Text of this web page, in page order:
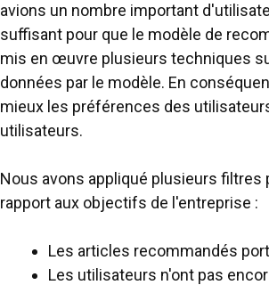
avions un nombre important
suffisant pour que le modèle de
mis en œuvre plusieurs techniques
données par le modèle. En
mieux les préférences des
utilisateurs.
Nous avons appliqué plusieurs
rapport aux objectifs de l'entreprise :
Les articles recommandés
Les utilisateurs n'ont pas